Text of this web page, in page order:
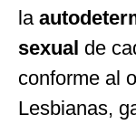
la
sexual de
conforme al
Lesbianas,